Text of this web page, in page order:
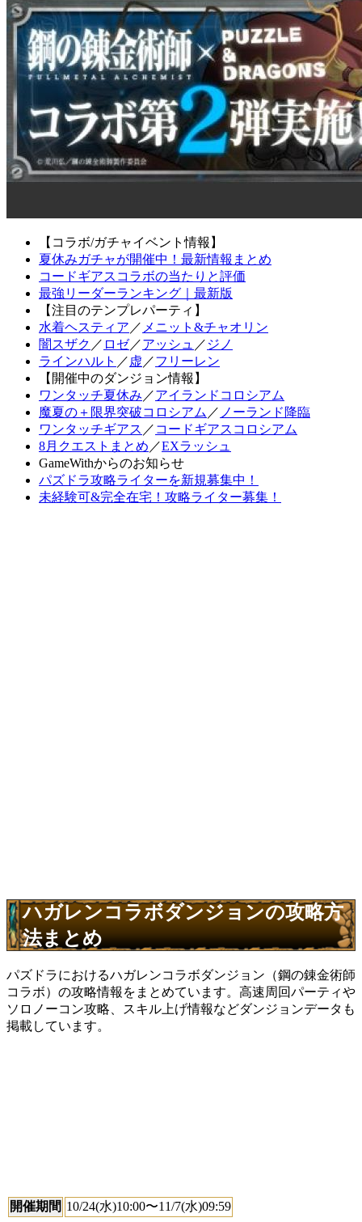
【コラボ/ガチャイベント情報】
夏休みガチャが開催中！最新情報まとめ
コードギアスコラボの当たりと評価
最強リーダーランキング｜最新版
【注目のテンプレパーティ】
水着ヘスティア ／ メニット&チャオリン
闇スザク ／ ロゼ／アッシュ ／ ジノ
ラインハルト ／ 虚 ／フリーレン
【開催中のダンジョン情報】
ワンタッチ夏休み ／アイランドコロシアム
魔夏の＋限界突破コロシアム ／ ノーランド降臨
ワンタッチギアス ／ コードギアスコロシアム
8月クエストまとめ ／EXラッシュ
GameWithからのお知らせ
パズドラ攻略ライターを新規募集中！
未経験可&完全在宅！攻略ライター募集！
ハガレンコラボダンジョンの攻略方
法まとめ
パズドラにおけるハガレンコラボダンジョン（鋼の錬金術師
コラボ）の攻略情報をまとめています。高速周回パーティや
ソロノーコン攻略、スキル上げ情報などダンジョンデータも
掲載しています。
開催期間 10/24(水)10:00〜11/7(水)09:59